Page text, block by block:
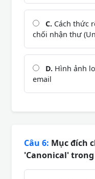
C. Cách thức
chối nhận thư
D. Hình ảnh
email
Câu 6: Mục đích
'Canonical' trong